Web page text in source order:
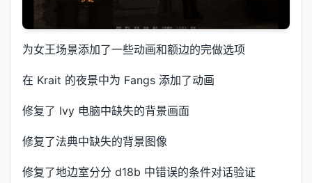
为女王场景添加了一些动画和额边的完做选项
在 Krait 的夜景中为 Fangs 添加了动画
修复了 Ivy 电脑中缺失的背景画面
修复了法典中缺失的背景图像
修复了地边室分分 d18b 中错误的条件对话验证